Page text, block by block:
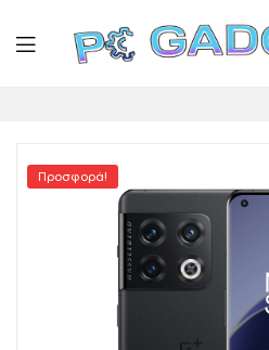
Plus
Hardware
Προσφορά!